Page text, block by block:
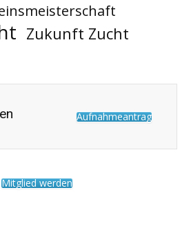
Zukunft Zucht
Aufnahmeantrag
Mitglied werden